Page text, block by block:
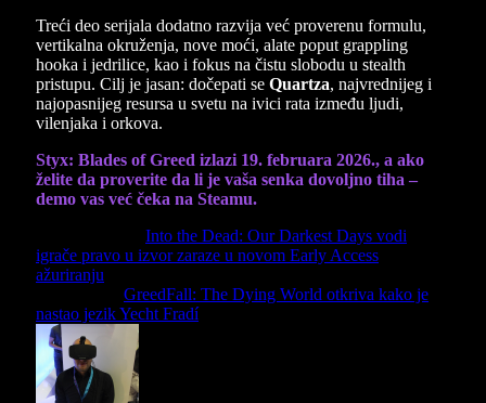
Treći deo serijala dodatno razvija već proverenu formulu,
vertikalna okruženja, nove moći, alate poput grappling
hooka i jedrilice, kao i fokus na čistu slobodu u stealth
pristupu. Cilj je jasan: dočepati se Quartza, najvrednijeg i
najopasnijeg resursa u svetu na ivici rata između ljudi,
vilenjaka i orkova.
Styx: Blades of Greed izlazi 19. februara 2026., a ako
želite da proverite da li je vaša senka dovoljno tiha –
demo vas već čeka na Steamu.
Into the Dead: Our Darkest Days vodi
igrače pravo u izvor zaraze u novom Early Access
ažuriranju
GreedFall: The Dying World otkriva kako je
nastao jezik Yecht Fradí